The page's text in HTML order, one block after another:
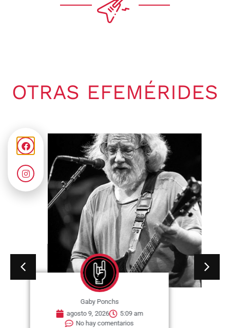
OTRAS EFEMÉRIDES
Gaby Ponchs
agosto 9, 2026
5:09 am
No hay comentarios